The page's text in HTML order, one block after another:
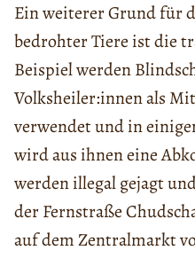
Ein weiterer Grund für
bedrohter Tiere ist die
Beispiel werden
Volksheiler:innen als
verwendet und in
wird aus ihnen eine
werden illegal gejagt
der Fernstraße
auf dem Zentralmarkt